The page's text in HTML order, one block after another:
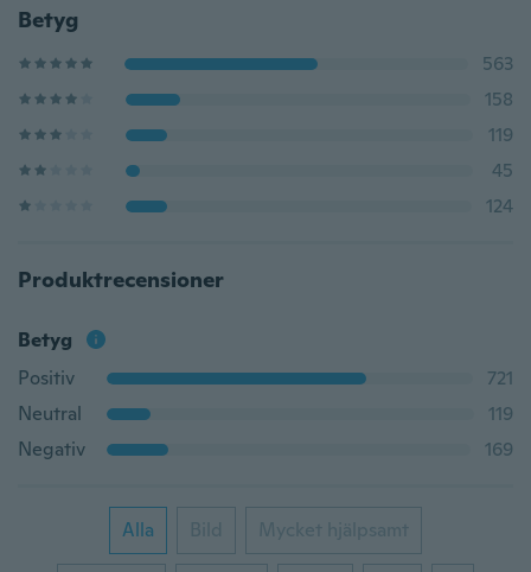
Betyg
563
158
119
45
124
Produktrecensioner
Betyg
Positiv
721
Neutral
119
Negativ
169
Alla Bild Mycket hjälpsamt